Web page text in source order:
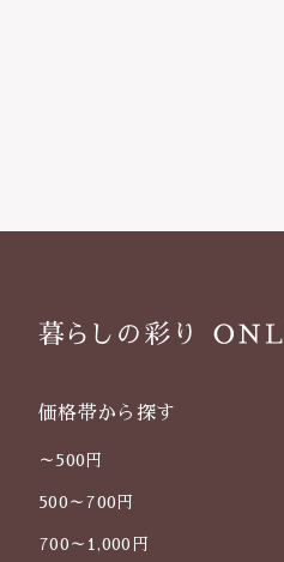
価格帯から探す
～500円
500～700円
700～1,000円